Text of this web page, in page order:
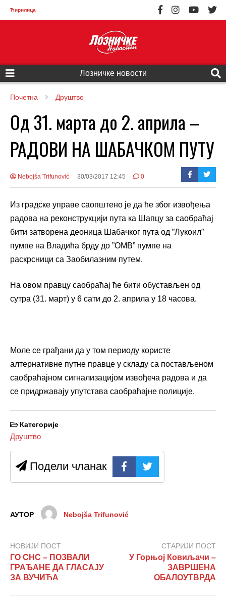
Ћирилица
Лозничке новости
Почетна Друштво
Од 31. марта до 2. априла –
РАДОВИ НА ШАБАЧКОМ ПУТУ
Nebojša Trifunović 30/03/2017 12:45 0
Из градске управе саопштено је да ће због извођења
радова на реконструкцији пута ка Шапцу за саобраћај
бити затворена деоница Шабачког пута од ”Лукоил”
пумпе на Владића брду до ”ОМВ” пумпе на
раскрсници са Заобилазним путем.
На овом правцу саобраћај ће бити обустављен од
сутра (31. март) у 6 сати до 2. априла у 18 часова.
Моле се грађани да у том периоду користе
алтернативне путне правце у складу са постављеном
саобраћајном сигнализацијом извођеча радова и да
се придржавају упутстава саобраћајне полиције.
Категорије
Друштво
Подели чланак
АУТОР Nebojša Trifunović
НОВИЈИ ПОСТ
ГО СНС – ПОЗВАЛИ
ГРАЂАНЕ ДА ГЛАСАЈУ
ЗА ВУЧИЋА
СТАРИЈИ ПОСТ
У Горњој Ковиљачи –
ЗАВРШЕНА
ОБАЛОУТВРДА